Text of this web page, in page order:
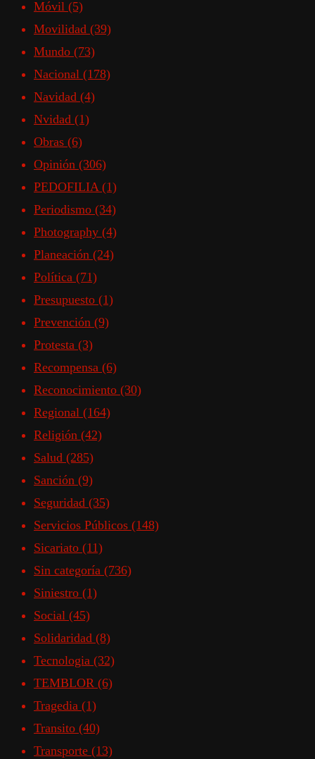
Móvil (5)
Movilidad (39)
Mundo (73)
Nacional (178)
Navidad (4)
Nvidad (1)
Obras (6)
Opinión (306)
PEDOFILIA (1)
Periodismo (34)
Photography (4)
Planeación (24)
Política (71)
Presupuesto (1)
Prevención (9)
Protesta (3)
Recompensa (6)
Reconocimiento (30)
Regional (164)
Religión (42)
Salud (285)
Sanción (9)
Seguridad (35)
Servicios Públicos (148)
Sicariato (11)
Sin categoría (736)
Siniestro (1)
Social (45)
Solidaridad (8)
Tecnologia (32)
TEMBLOR (6)
Tragedia (1)
Transito (40)
Transporte (13)